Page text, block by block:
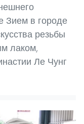
Зием в городе
резьбы
лаком,
Ле Чунг